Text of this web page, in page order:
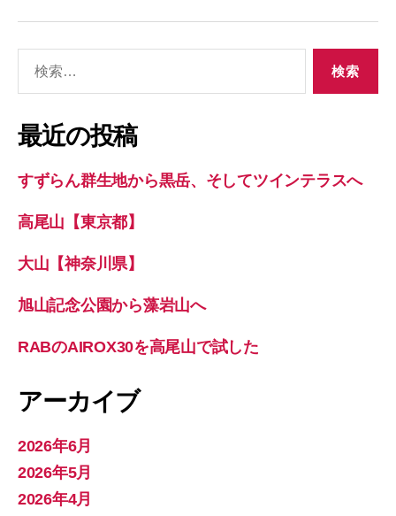
象:
最近の投稿
すずらん群生地から黒岳、そしてツインテラスへ
高尾山【東京都】
大山【神奈川県】
旭山記念公園から藻岩山へ
RABのAIROX30を高尾山で試した
アーカイブ
2026年6月
2026年5月
2026年4月